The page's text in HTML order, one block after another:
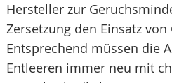
Hersteller zur
Zersetzung den Einsatz
Entsprechend müssen die
Entleeren immer neu mit